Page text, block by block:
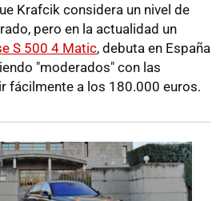
Krafcik considera un nivel de
pero en la actualidad un
S 500 4 Matic, debuta en España
"moderados" con las
fácilmente a los 180.000 euros.